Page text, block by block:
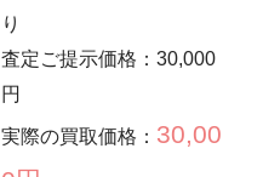
り
査定ご提示価格：30,000
円
実際の買取価格： 30,00